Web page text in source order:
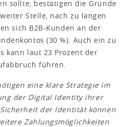
sollte, bestätigen die Gründe
Stelle, nach zu langen
sich B2B-Kunden an der
(30 %). Auch ein zu
kann laut 23 Prozent der
führen.
eine klare Strategie im
der Digital Identity ihrer
der Identität können
Zahlungsmöglichkeiten